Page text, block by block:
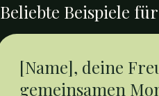
Beliebte Beispiele für
[Name], deine
gemeinsamen